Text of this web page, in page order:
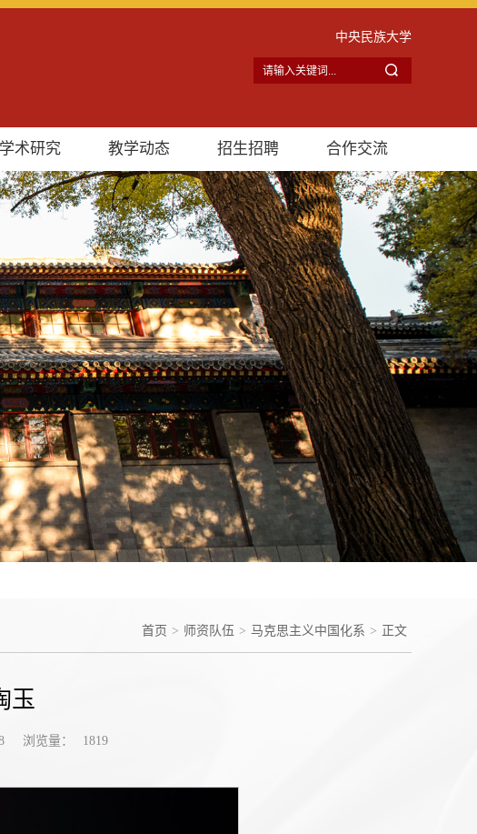
中央民族大学
学术研究 教学动态 招生招聘 合作交流
首页 > 师资队伍 > 马克思主义中国化系 > 正文
玉
浏览量： 1819